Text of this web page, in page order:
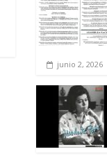
junio 2, 2026